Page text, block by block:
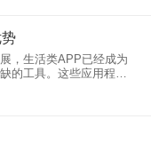
，生活类APP已经成为
的工具。这些应用程序
化的服务，以改善用户
，我们将探讨生活类